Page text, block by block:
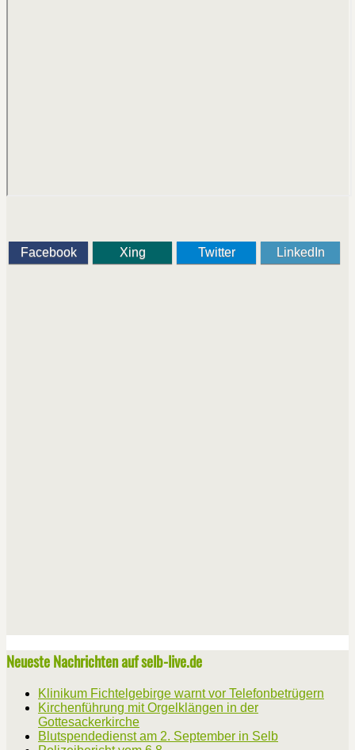
Facebook Xing Twitter LinkedIn
Neueste Nachrichten auf selb-live.de
Klinikum Fichtelgebirge warnt vor Telefonbetrügern
Kirchenführung mit Orgelklängen in der
Gottesackerkirche
Blutspendedienst am 2. September in Selb